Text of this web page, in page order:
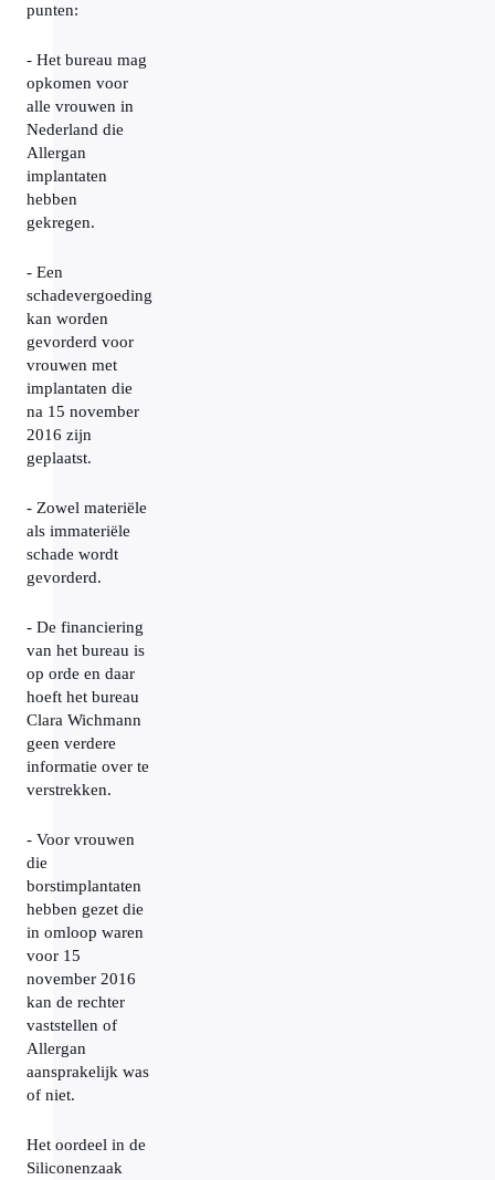
punten:
- Het bureau mag
opkomen voor
alle vrouwen in
Nederland die
Allergan
implantaten
hebben
gekregen.
- Een
schadevergoeding
kan worden
gevorderd voor
vrouwen met
implantaten die
na 15 november
2016 zijn
geplaatst.
- Zowel materiële
als immateriële
schade wordt
gevorderd.
- De financiering
van het bureau is
op orde en daar
hoeft het bureau
Clara Wichmann
geen verdere
informatie over te
verstrekken.
- Voor vrouwen
die
borstimplantaten
hebben gezet die
in omloop waren
voor 15
november 2016
kan de rechter
vaststellen of
Allergan
aansprakelijk was
of niet.
Het oordeel in de
Siliconenzaak